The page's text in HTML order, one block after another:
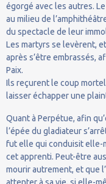
égorgé avec les autres.
au milieu de
du spectacle de leur
Les martyrs se levèrent,
après s’être embrassés,
Paix.
Ils reçurent le coup
laisser échapper une
Quant à Perpétue, afin
l’épée du gladiateur
fut elle qui conduisit elle-
cet apprenti. Peut-être
mourir autrement, et que